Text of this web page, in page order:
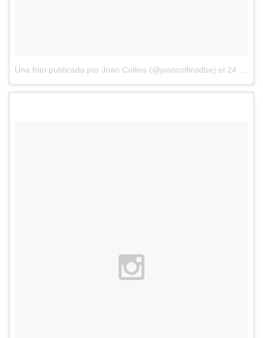
Una foto publicada por Joan Collins (@joancollinsdbe) el 24 de Mar de 2016 a la(s) 10:38 PDT